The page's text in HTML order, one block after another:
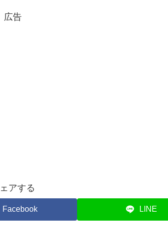
広告
アする
Facebook LINE